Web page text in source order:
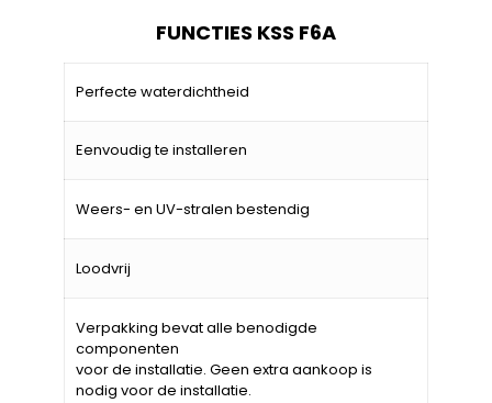
FUNCTIES KSS F6A
Perfecte waterdichtheid
Eenvoudig te installeren
Weers- en UV-stralen bestendig
Loodvrij
Verpakking bevat alle benodigde
componenten
voor de installatie. Geen extra aankoop is
nodig voor de installatie.